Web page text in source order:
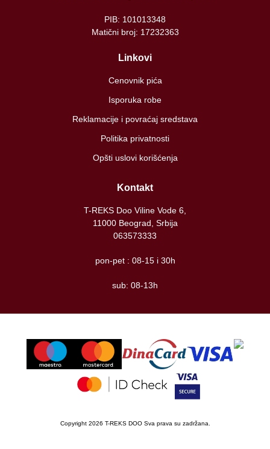
PIB: 101013348
Matični broj: 17232363
Linkovi
Cenovnik pića
Isporuka robe
Reklamacije i povraćaj sredstava
Politika privatnosti
Opšti uslovi korišćenja
Kontakt
T-REKS Doo Viline Vode 6,
11000 Beograd, Srbija
063573333
pon-pet : 08-15 i 30h
sub: 08-13h
Copyright 2026 T-REKS DOO Sva prava su zadržana.